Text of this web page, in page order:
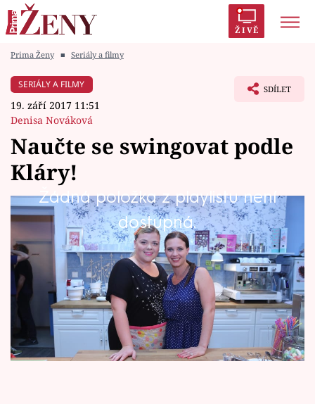
ŽIVĚ
Módní alarm
Témata
Celebrity
Vztahy
Seriály
Horoskopy
Sledujte prima+
Prima Ženy ■ Seriály a filmy
SERIÁLY A FILMY
19. září 2017 11:51
Denisa Nováková
SDÍLET
Naučte se swingovat podle
Kláry!
Žádná položka z playlistu není
dostupná.
Klářina narozeninová oslava se odehrává v
duchu swingu.